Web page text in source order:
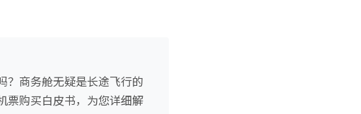
？商务舱无疑是长途飞行的
票购买白皮书，为您详细解